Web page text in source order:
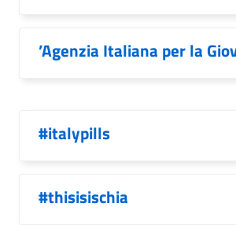
’Agenzia Italiana per la
#italypills
#thisisischia